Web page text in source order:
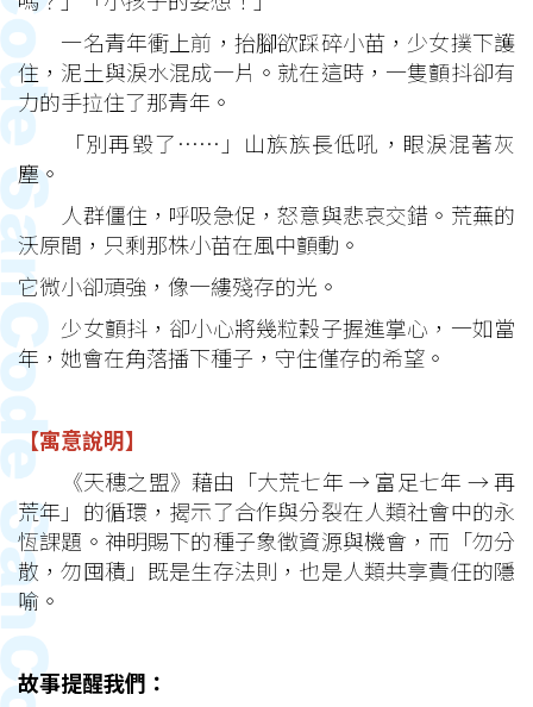
一名青年衝上前，抬腳欲踩碎小苗，少女撲下護
住，泥土與淚水混成一片。就在這時，一隻顫抖卻有
力的手拉住了那青年。
「別再毀了……」山族族長低吼，眼淚混著灰
塵。
人群僵住，呼吸急促，怒意與悲哀交錯。荒蕪的
沃原間，只剩那株小苗在風中顫動。
它微小卻頑強，像一縷殘存的光。
少女顫抖，卻小心將幾粒穀子握進掌心，一如當
年，她會在角落播下種子，守住僅存的希望。
【寓意說明】
《天穗之盟》藉由「大荒七年 → 富足七年 → 再
荒年」的循環，揭示了合作與分裂在人類社會中的永
恆課題。神明賜下的種子象徵資源與機會，而「勿分
散，勿囤積」既是生存法則，也是人類共享責任的隱
喻。
故事提醒我們：